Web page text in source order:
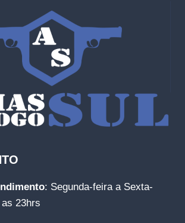
: Segunda-feira a Sexta-
23hrs